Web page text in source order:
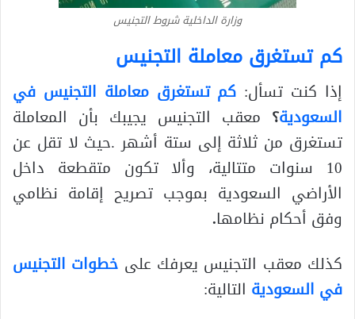
وزارة الداخلية شروط التجنيس
كم تستغرق معاملة التجنيس
إذا كنت تسأل: كم تستغرق معاملة التجنيس في
السعودية؟ معقب التجنيس يجيبك بأن المعاملة
تستغرق من ثلاثة إلى ستة أشهر .حيث لا تقل عن
10 سنوات متتالية، وألا تكون متقطعة داخل
الأراضي السعودية بموجب تصريح إقامة نظامي
وفق أحكام نظامها.
كذلك معقب التجنيس يعرفك على خطوات التجنيس
في السعودية التالية: